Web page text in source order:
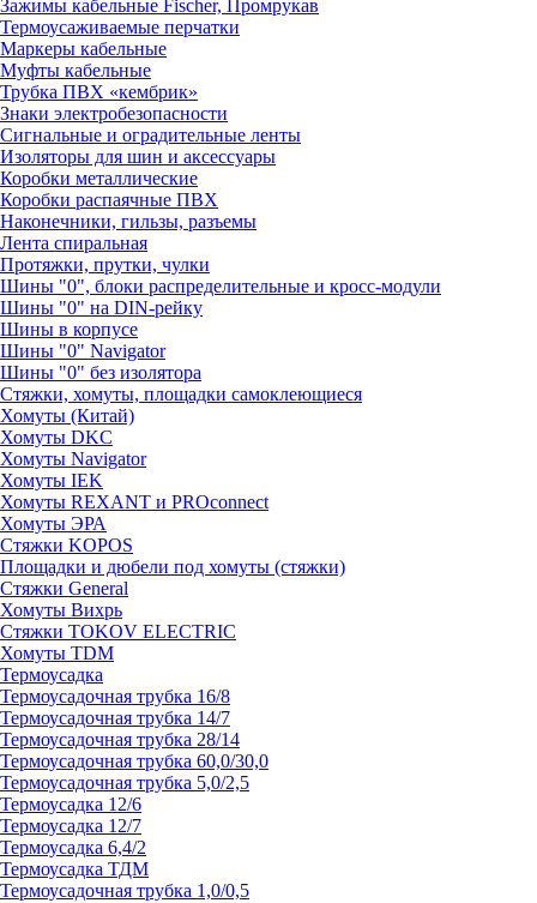
Зажимы кабельные Fischer, Промрукав
Термоусаживаемые перчатки
Маркеры кабельные
Муфты кабельные
Трубка ПВХ «кембрик»
Знаки электробезопасности
Сигнальные и оградительные ленты
Изоляторы для шин и аксессуары
Коробки металлические
Коробки распаячные ПВХ
Наконечники, гильзы, разъемы
Лента спиральная
Протяжки, прутки, чулки
Шины "0", блоки распределительные и кросс-модули
Шины "0" на DIN-рейку
Шины в корпусе
Шины "0" Navigator
Шины "0" без изолятора
Стяжки, хомуты, площадки самоклеющиеся
Хомуты (Китай)
Хомуты DKC
Хомуты Navigator
Хомуты IEK
Хомуты REXANT и PROconnect
Хомуты ЭРА
Стяжки KOPOS
Площадки и дюбели под хомуты (стяжки)
Стяжки General
Хомуты Вихрь
Стяжки TOKOV ELECTRIC
Хомуты TDM
Термоусадка
Термоусадочная трубка 16/8
Термоусадочная трубка 14/7
Термоусадочная трубка 28/14
Термоусадочная трубка 60,0/30,0
Термоусадочная трубка 5,0/2,5
Термоусадка 12/6
Термоусадка 12/7
Термоусадка 6,4/2
Термоусадка ТДМ
Термоусадочная трубка 1,0/0,5